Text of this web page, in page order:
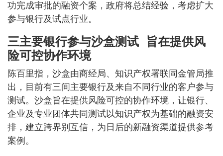
功完成审批的融资个案，政府将总结经验，考虑扩大
参与银行及试点行业。
三主要银行参与沙盒测试 旨在提供风
险可控协作环境
陈百里指，沙盒由商经局、知识产权署联同金管局推
出，目前有三间主要银行及来自不同行业的客户参与
测试。沙盒旨在提供风险可控的协作环境，让银行、
企业及专业团体共同测试以知识产权为基础的融资安
排，建立跨界别互信，为日后的新融资渠道提供参考
案例。